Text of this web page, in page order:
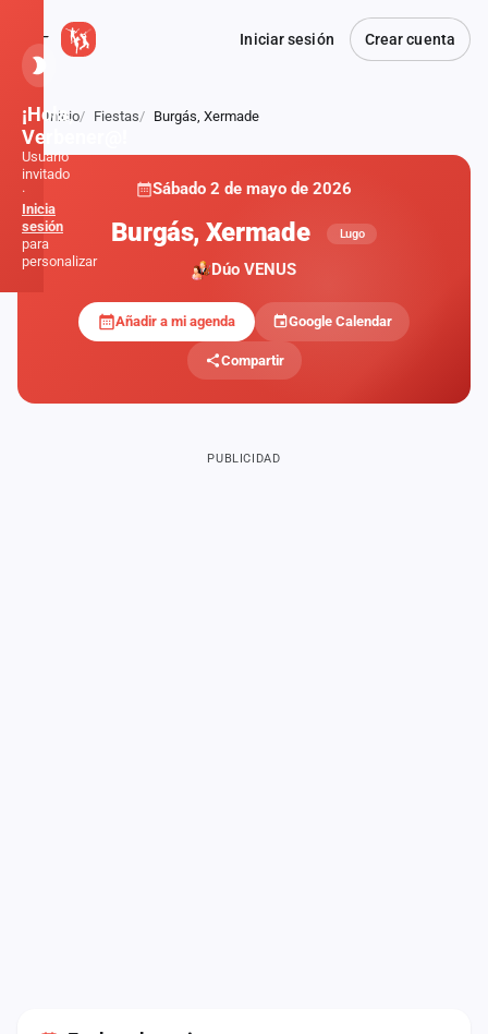
Iniciar sesión Crear cuenta
Atrás
Inicio Fiestas Burgás, Xermade
Sábado 2 de mayo de 2026
Burgás, Xermade Lugo
Dúo VENUS
Añadir a mi agenda Google Calendar
Compartir
PUBLICIDAD
¡Hola,
Verbener@!
Usuario
invitado
·
Inicia
sesión
para
personalizar